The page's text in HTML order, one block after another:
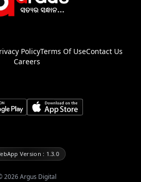
PolicyTerms Of UseContact Us
Careers
Version : 1.3.0
2026Argus Digital